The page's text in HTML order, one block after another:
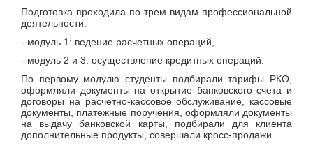
Подготовка проходила по трем видам профессиональной
деятельности:
- модуль 1: ведение расчетных операций,
- модуль 2 и 3: осуществление кредитных операций.
По первому модулю студенты подбирали тарифы РКО,
оформляли документы на открытие банковского счета и
договоры на расчетно-кассовое обслуживание, кассовые
документы, платежные поручения, оформляли документы
на выдачу банковской карты, подбирали для клиента
дополнительные продукты, совершали кросс-продажи.